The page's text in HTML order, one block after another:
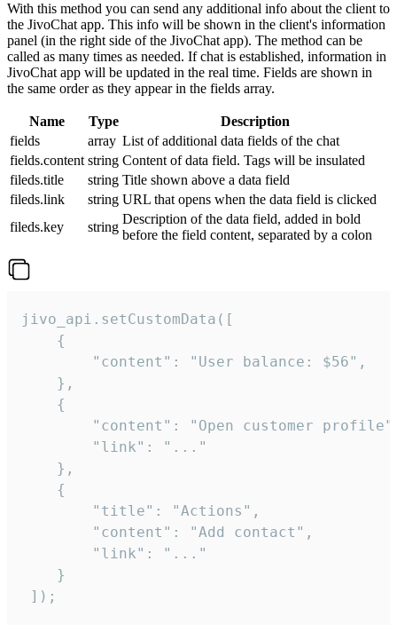
With this method you can send any additional info about the client to
the JivoChat app. This info will be shown in the client's information
panel (in the right side of the JivoChat app). The method can be
called as many times as needed. If chat is established, information in
JivoChat app will be updated in the real time. Fields are shown in
the same order as they appear in the fields array.
Name Type
Description
fields
array List of additional data fields of the chat
fields.content string Content of data field. Tags will be insulated
fileds.title
string Title shown above a data field
fileds.link
string URL that opens when the data field is clicked
fileds.key
string
Description of the data field, added in bold
before the field content, separated by a colon
jivo_api.setCustomData([
    {
        "content": "User balance: $56",
    },
    {
"content": "Open customer
        "link": "..."
    },
    {
        "title": "Actions",
        "content": "Add contact",
        "link": "..."
    }
]);